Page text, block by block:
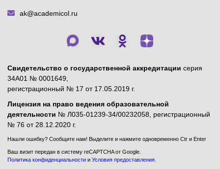
ak@academicol.ru
Свидетельство о государственной аккредитации серия
34А01 № 0001649,
регистрационный № 17 от 17.05.2019 г.
Лицензия на право ведения образовательной
деятельности № Л035-01239-34/00232058, регистрационный
№ 76 от 28.12.2020 г.
Нашли ошибку? Сообщите нам! Выделите и нажмите одновременно Ctr и Enter
Ваш визит передан в систему reCAPTCHA от Google.
Политика конфиденциальности и Условия предоставления